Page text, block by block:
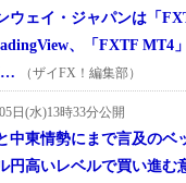
ウェイ・ジャパンは「
、「FXTF MT4
（ザイFX！編集部）
日(水)13時33分公開
中東情勢にまで言及のベ
円高いレベルで買い進む